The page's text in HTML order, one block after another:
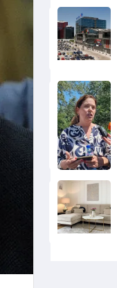
Снимка:
БТА